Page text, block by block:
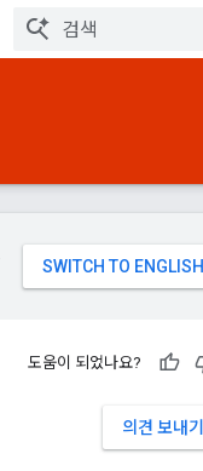
도움이 되었나요?
의견 보내기